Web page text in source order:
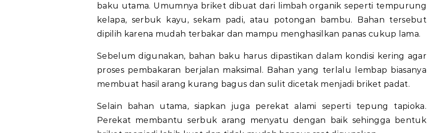
baku utama. Umumnya briket dibuat dari limbah organik seperti tempurung
kelapa, serbuk kayu, sekam padi, atau potongan bambu. Bahan tersebut
dipilih karena mudah terbakar dan mampu menghasilkan panas cukup lama.
Sebelum digunakan, bahan baku harus dipastikan dalam kondisi kering agar
proses pembakaran berjalan maksimal. Bahan yang terlalu lembap biasanya
membuat hasil arang kurang bagus dan sulit dicetak menjadi briket padat.
Selain bahan utama, siapkan juga perekat alami seperti tepung tapioka.
Perekat membantu serbuk arang menyatu dengan baik sehingga bentuk